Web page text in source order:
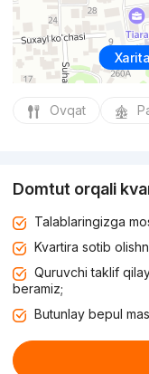
Ovqat
Domtut orqali
Talablaringizga
Kvartira sotib
Quruvchi taklif
beramiz;
Butunlay bepul